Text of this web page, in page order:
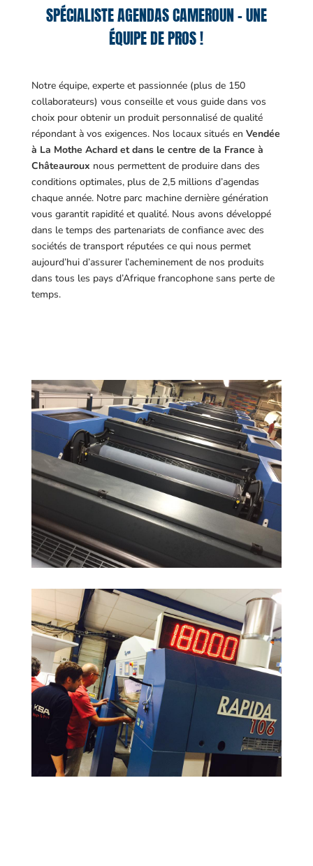
SPÉCIALISTE AGENDAS CAMEROUN – UNE
ÉQUIPE DE PROS !
Notre équipe, experte et passionnée (plus de 150
collaborateurs) vous conseille et vous guide dans vos
choix pour obtenir un produit personnalisé de qualité
répondant à vos exigences. Nos locaux situés en Vendée
à La Mothe Achard et dans le centre de la France à
Châteauroux nous permettent de produire dans des
conditions optimales, plus de 2,5 millions d’agendas
chaque année. Notre parc machine dernière génération
vous garantit rapidité et qualité. Nous avons développé
dans le temps des partenariats de confiance avec des
sociétés de transport réputées ce qui nous permet
aujourd’hui d’assurer l’acheminement de nos produits
dans tous les pays d’Afrique francophone sans perte de
temps.